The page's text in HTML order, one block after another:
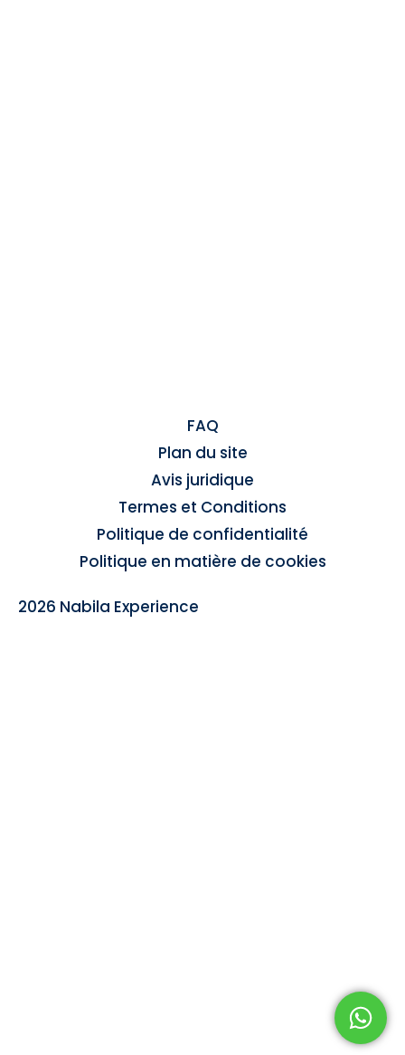
FAQ
Plan du site
Avis juridique
Termes et Conditions
Politique de confidentialité
Politique en matière de cookies
2026 Nabila Experience